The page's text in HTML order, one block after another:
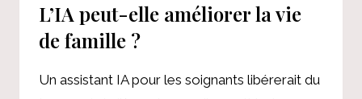
L’IA peut-elle améliorer la vie
de famille ?
Un assistant IA pour les soignants libérerait du